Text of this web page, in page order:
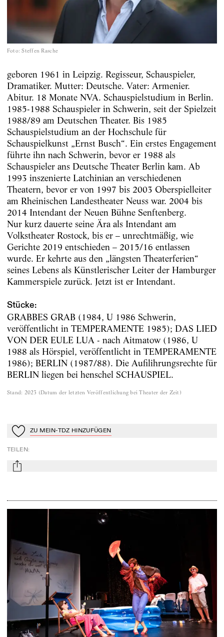
Foto: Steffen Rasche
geboren 1961 in Leipzig. Regisseur, Schauspieler,
Dramatiker. Mutter: Deutsche. Vater: Armenier.
Abitur. 18 Monate NVA. Schauspielstudium in Berlin.
1985-1988 Schauspieler in Schwerin, seit der Spielzeit
1988/89 am Deutschen Theater. Bis 1985
Schauspielstudium an der Hochschule für
Schauspielkunst „Ernst Busch“. Ein erstes Engagement
führte ihn nach Schwerin, bevor er 1988 als
Schauspieler ans Deutsche Theater Berlin kam. Ab
1993 inszenierte Latchinian an verschiedenen
Theatern, bevor er von 1997 bis 2003 Oberspielleiter
am Rheinischen Landestheater Neuss war. 2004 bis
2014 Intendant der Neuen Bühne Senftenberg.
Nur kurz dauerte seine Ära als Intendant am
Volkstheater Rostock, bis er – unrechtmäßig, wie
Gerichte 2019 entschieden – 2015/16 entlassen
wurde. Er kehrte aus den „längsten Theaterferien“
seines Lebens als Künstlerischer Leiter der Hamburger
Kammerspiele zurück. Jetzt ist er Intendant.
Stücke:
GRABBES GRAB (1984, U 1986 Schwerin,
veröffentlicht in TEMPERAMENTE 1985); DAS LIED
VON DER EULE LUA - nach Aitmatow (1986, U
1988 als Hörspiel, veröffentlicht in TEMPERAMENTE
1986); BERLIN (1987/88). Die Aufilihrungsrechte für
BERLIN liegen bei henschel SCHAUSPIEL.
Stand: 2023 ( Datum der letzten Veröffentlichung bei Theater der Zeit )
Zu Mein-TdZ hinzufügen
ZU MEIN-TDZ HINZUFÜGEN
TEILEN:
mail